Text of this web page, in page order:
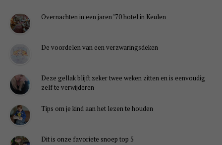
Overnachten in een jaren ’70 hotel in Keulen
De voordelen van een verzwaringsdeken
Deze gellak blijft zeker twee weken zitten en is eenvoudig
zelf te verwijderen
Tips om je kind aan het lezen te houden
Dit is onze favoriete snoep top 5